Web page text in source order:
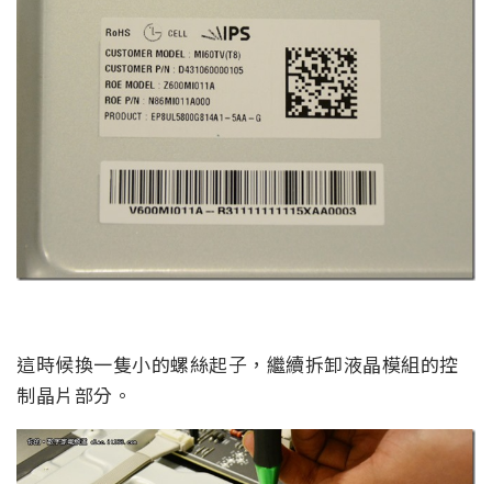
這時候換一隻小的螺絲起子，繼續拆卸液晶模組的控
制晶片部分。